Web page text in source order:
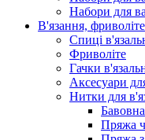
Набори для
В'язання, фриволіте
Спиці
Фриволіте
Гачки
Аксесуари
Нитки для
Бавовна
Пряжа